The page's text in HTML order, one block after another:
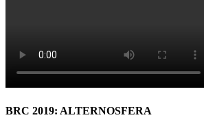
BRC 2019: ALTERNOSFERA